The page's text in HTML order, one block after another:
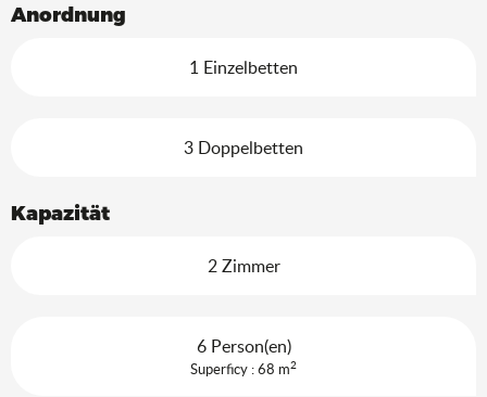
Anordnung
1 Einzelbetten
3 Doppelbetten
Kapazität
2 Zimmer
6 Person(en)
Superficy : 68 m2